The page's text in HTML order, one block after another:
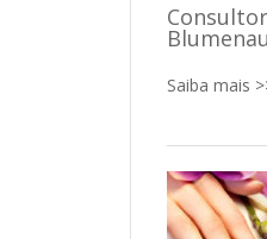
Blumenau
Saiba mais